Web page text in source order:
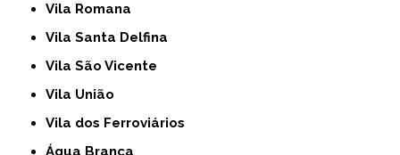
Vila Romana
Vila Santa Delfina
Vila São Vicente
Vila União
Vila dos Ferroviários
Água Branca